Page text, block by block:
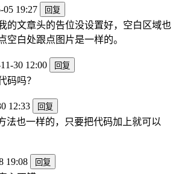
05 19:27 回复
的文章头的告位没设置好，空白区域也
空白处跟点图片是一样的。
30 12:00 回复
码吗？
12:33 回复
法也一样的，只要把代码加上就可以
19:08 回复